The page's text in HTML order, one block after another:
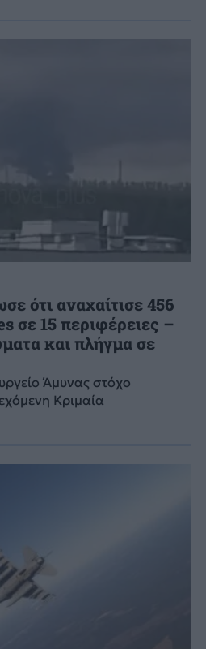
ότι αναχαίτισε 456
σε 15 περιφέρειες –
και πλήγμα σε
Άμυνας στόχο
Κριμαία